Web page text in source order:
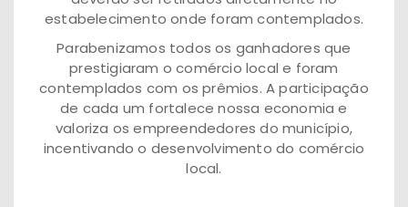
estabelecimento onde foram contemplados.
Parabenizamos todos os ganhadores que
prestigiaram o comércio local e foram
contemplados com os prêmios. A participação
de cada um fortalece nossa economia e
valoriza os empreendedores do município,
incentivando o desenvolvimento do comércio
local.